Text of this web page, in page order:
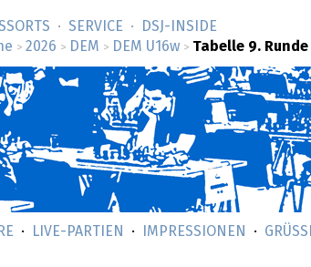
SERVICE
DSJ-­INSIDE
> 2026 > DEM > DEM U16w > Tabelle 9. Runde
LIVE-PARTIEN IMPRESSIONEN GRÜSSE